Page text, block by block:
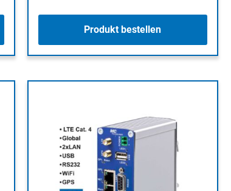
Produkt bestellen